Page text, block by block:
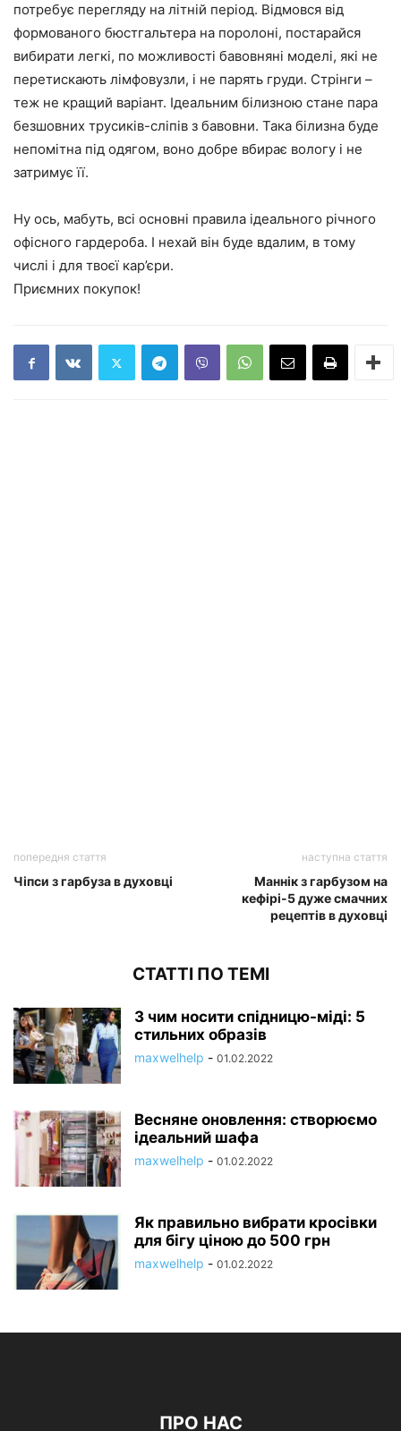
потребує перегляду на літній період. Відмовся від
формованого бюстгальтера на поролоні, постарайся
вибирати легкі, по можливості бавовняні моделі, які не
перетискають лімфовузли, і не парять груди. Стрінги –
теж не кращий варіант. Ідеальним білизною стане пара
безшовних трусиків-сліпів з бавовни. Така білизна буде
непомітна під одягом, воно добре вбирає вологу і не
затримує її.
Ну ось, мабуть, всі основні правила ідеального річного
офісного гардероба. І нехай він буде вдалим, в тому
числі і для твоєї кар’єри.
Приємних покупок!
попередня стаття
Чіпси з гарбуза в духовці
наступна стаття
Маннік з гарбузом на
кефірі-5 дуже смачних
рецептів в духовці
СТАТТІ ПО ТЕМІ
З чим носити спідницю-міді: 5
стильних образів
maxwelhelp - 01.02.2022
Весняне оновлення: створюємо
ідеальний шафа
maxwelhelp - 01.02.2022
Як правильно вибрати кросівки
для бігу ціною до 500 грн
maxwelhelp - 01.02.2022
ПРО НАС